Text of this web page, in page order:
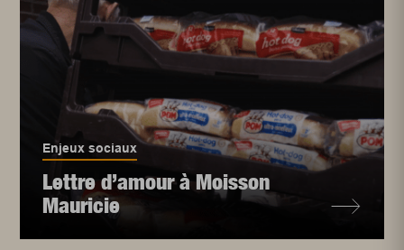
Enjeux sociaux
Lettre d’amour à Moisson
Mauricie